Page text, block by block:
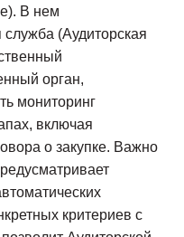
В нем
служба (Аудиторская
орган,
мониторинг
включая
о закупке. Важно
критериев с